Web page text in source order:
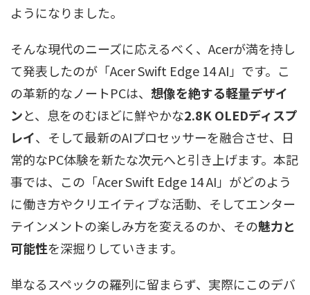
ようになりました。
そんな現代のニーズに応えるべく、Acerが満を持し
て発表したのが「Acer Swift Edge 14 AI」です。こ
の革新的なノートPCは、 想像を絶する軽量デザイ
ンと、息をのむほどに鮮やかな2.8K OLEDディスプ
レイ、そして最新のAIプロセッサーを融合させ、日
常的なPC体験を新たな次元へと引き上げます。本記
事では、この「Acer Swift Edge 14 AI」がどのよう
に働き方やクリエイティブな活動、そしてエンター
テインメントの楽しみ方を変えるのか、その魅力と
可能性を深掘りしていきます。
単なるスペックの羅列に留まらず、実際にこのデバ